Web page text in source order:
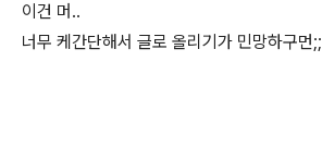
이건 머..
너무 케간단해서 글로 올리기가 민망하구먼;;